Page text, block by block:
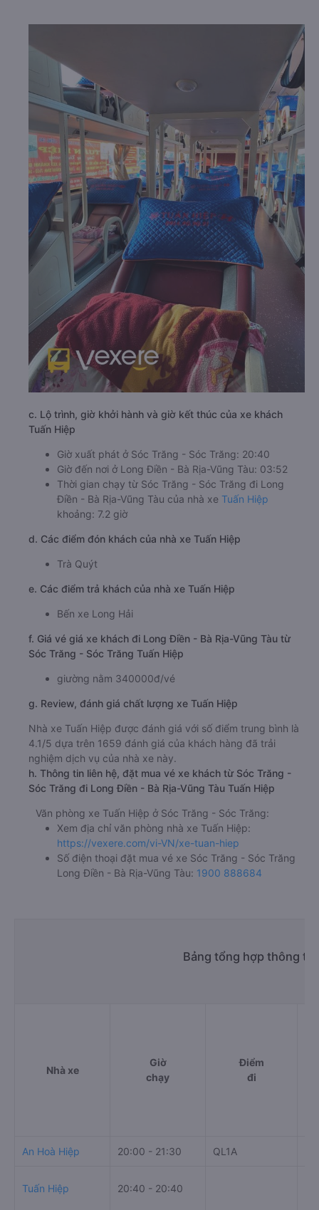
c. Lộ trình, giờ khởi hành và giờ kết thúc của xe khách
Tuấn Hiệp
Giờ xuất phát ở Sóc Trăng - Sóc Trăng: 20:40
Giờ đến nơi ở Long Điền - Bà Rịa-Vũng Tàu: 03:52
Thời gian chạy từ Sóc Trăng - Sóc Trăng đi Long
Điền - Bà Rịa-Vũng Tàu của nhà xe Tuấn Hiệp
khoảng: 7.2 giờ
d. Các điểm đón khách của nhà xe Tuấn Hiệp
Trà Quýt
e. Các điểm trả khách của nhà xe Tuấn Hiệp
Bến xe Long Hải
f. Giá vé giá xe khách đi Long Điền - Bà Rịa-Vũng Tàu từ
Sóc Trăng - Sóc Trăng Tuấn Hiệp
giường nằm 340000đ/vé
g. Review, đánh giá chất lượng xe Tuấn Hiệp
Nhà xe Tuấn Hiệp được đánh giá với số điểm trung bình là
4.1/5 dựa trên 1659 đánh giá của khách hàng đã trải
nghiệm dịch vụ của nhà xe này.
h. Thông tin liên hệ, đặt mua vé xe khách từ Sóc Trăng -
Sóc Trăng đi Long Điền - Bà Rịa-Vũng Tàu Tuấn Hiệp
Văn phòng xe Tuấn Hiệp ở Sóc Trăng - Sóc Trăng:
Xem địa chỉ văn phòng nhà xe Tuấn Hiệp:
https://vexere.com/vi-VN/xe-tuan-hiep
Số điện thoại đặt mua vé xe Sóc Trăng - Sóc Trăng
Long Điền - Bà Rịa-Vũng Tàu: 1900 888684
Bảng tổng hợp thông
Nhà xe
Giờ
chạy
Điểm
đi
An Hoà Hiệp 20:00 - 21:30 QL1A
Tuấn Hiệp 20:40 - 20:40